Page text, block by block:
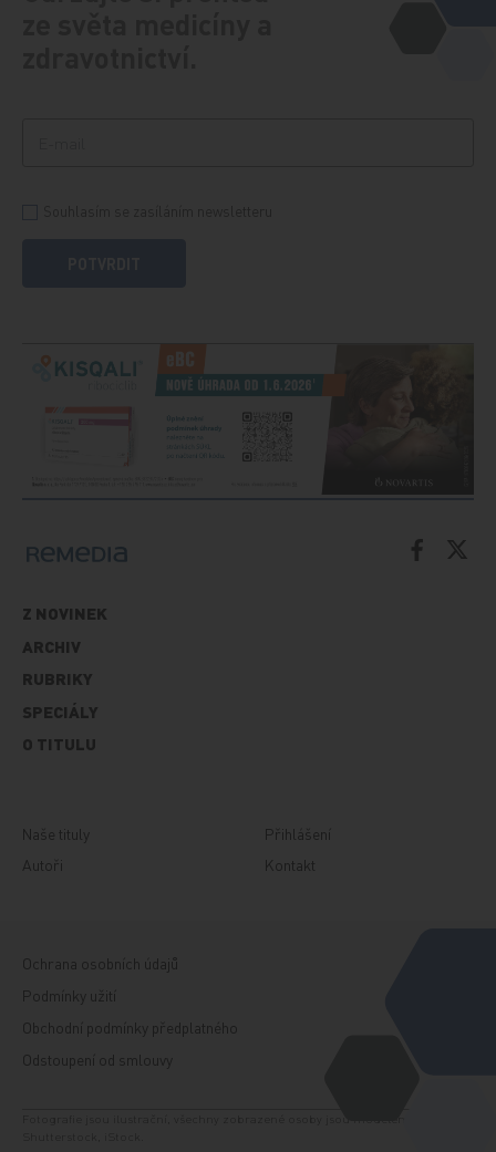
Z NOVINEK
ARCHIV
RUBRIKY
SPECIÁLY
O TITULU
Naše tituly
Autoři
Přihlášení
Kontakt
Ochrana osobních údajů
Podmínky užití
Obchodní podmínky předplatného
Odstoupení od smlouvy